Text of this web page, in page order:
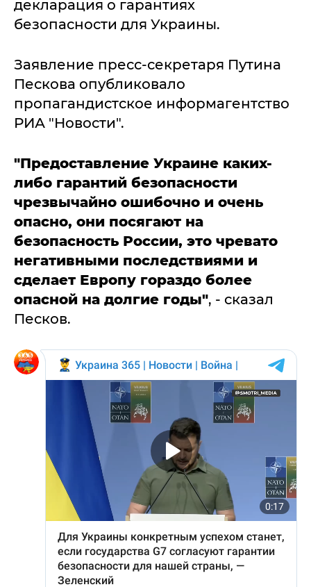
декларация о гарантиях
безопасности для Украины.
Заявление пресс-секретаря Путина
Пескова опубликовало
пропагандистское информагентство
РИА "Новости".
"Предоставление Украине каких-
либо гарантий безопасности
чрезвычайно ошибочно и очень
опасно, они посягают на
безопасность России, это чревато
негативными последствиями и
сделает Европу гораздо более
опасной на долгие годы", - сказал
Песков.